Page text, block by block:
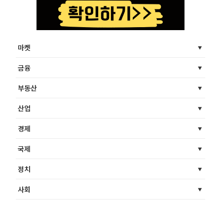
마켓
금융
부동산
산업
경제
국제
정치
사회